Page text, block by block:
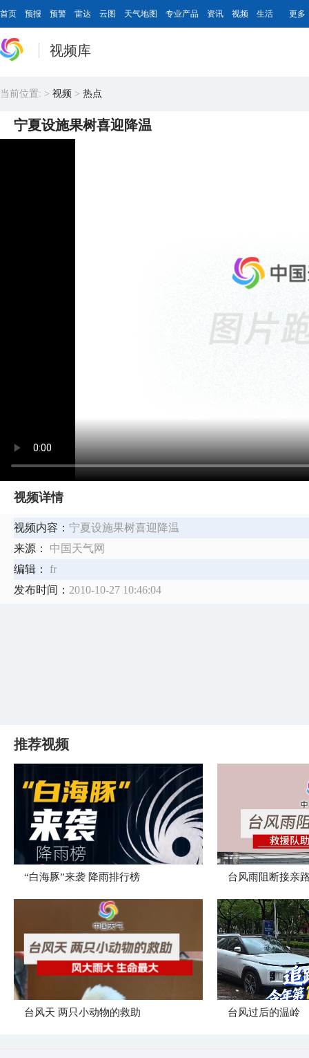
首页 预报 预警 雷达 云图 天气地图 专业产品 资讯 视频 生活 更多
视频库
当前位置: > 视频 > 热点
宁夏设施果树喜迎降温
视频详情
视频内容： 宁夏设施果树喜迎降温
来源：
中国天气网
编辑：
fr
发布时间： 2010-10-27 10:46:04
推荐视频
“白海豚”来袭 降雨排行榜 台风雨阻断接亲
​台风天 两只小动物的救助 台风过后的温岭